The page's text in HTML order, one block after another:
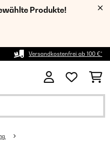
Produkte!
Versandkostenfrei ab 100 €*